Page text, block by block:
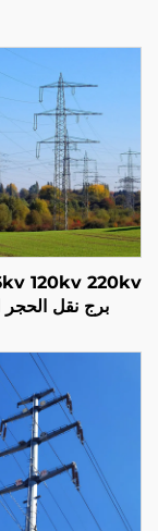
برج نقل الحجر